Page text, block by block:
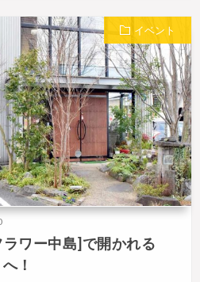
イベント
ワー中島]で開かれる
！